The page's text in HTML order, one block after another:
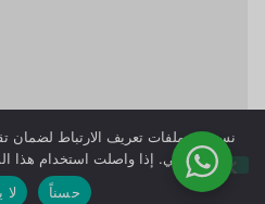
نستخدم ملفات تعريف الارتباط لضمان
الإلكتروني. إذا واصلت استخدام
حسناً
لا